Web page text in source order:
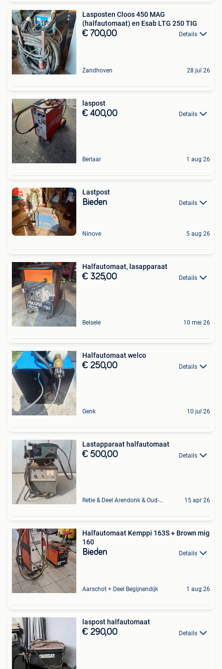
Lasposten Cloos 450 MAG
(halfautomaat) en Esab LTG 250 TIG
€ 700,00 Details
Zandhoven 28 jul 26
laspost
€ 400,00 Details
Berlaar 1 aug 26
Lastpost
Bieden Details
Ninove 5 aug 26
Halfautomaat, lasapparaat
€ 325,00 Details
Belsele 10 mei 26
Halfautomaat welco
€ 250,00 Details
Genk 10 jul 26
Lastapparaat halfautomaat
€ 500,00 Details
Retie & Deel Arendonk & Oud-Turnhout 15 apr 26
Halfautomaat Kemppi 163S + Brown mig
160
Bieden Details
Aarschot + Deel Begijnendijk 1 aug 26
laspost halfautomaat
€ 290,00 Details